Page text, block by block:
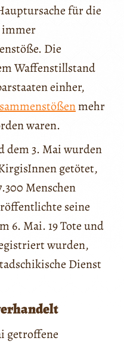
für die
immer
Die
Waffenstillstand
einher,
mehr
waren.
dem 3. Mai wurden
getötet,
Menschen
seine
6. Mai. 19 Tote und
wurden,
Dienst
getroffene